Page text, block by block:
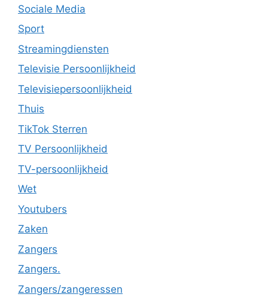
Sociale Media
Sport
Streamingdiensten
Televisie Persoonlijkheid
Televisiepersoonlijkheid
Thuis
TikTok Sterren
TV Persoonlijkheid
TV-persoonlijkheid
Wet
Youtubers
Zaken
Zangers
Zangers.
Zangers/zangeressen